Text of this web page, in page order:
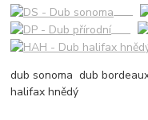
dub sonoma dub
halifax hnědý